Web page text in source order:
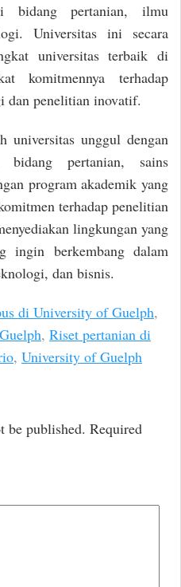
bidang pertanian, ilmu
Universitas ini secara
universitas terbaik di
komitmennya terhadap
dan penelitian inovatif.
universitas unggul dengan
pertanian, sains
program akademik yang
terhadap penelitian
lingkungan yang
ingin berkembang dalam
dan bisnis.
di University of Guelph,
, Riset pertanian di
, University of Guelph
be published. Required